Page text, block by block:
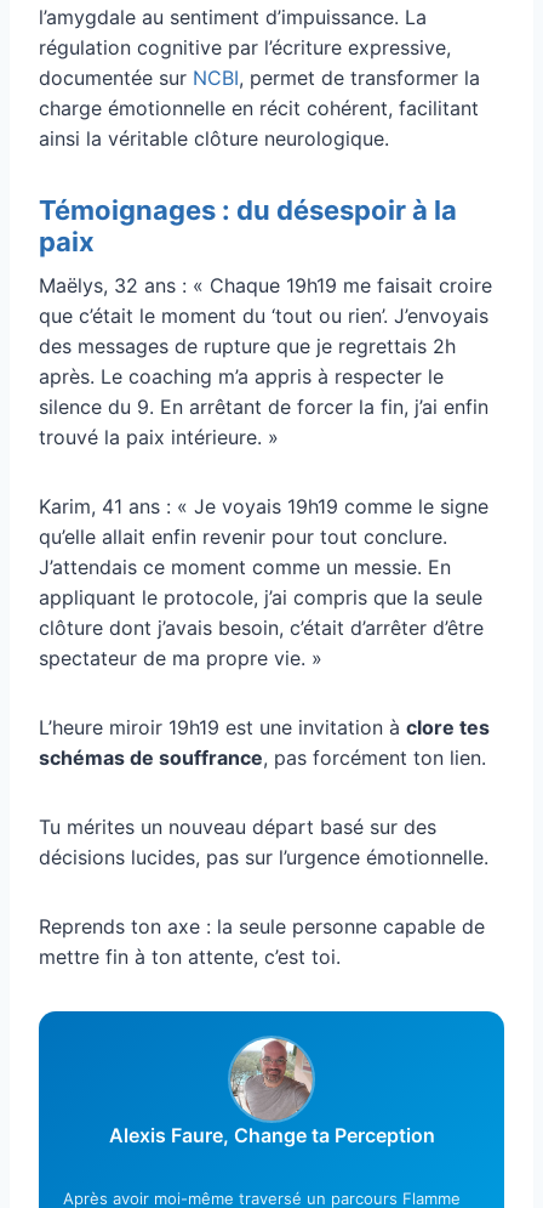
l’amygdale au sentiment d’impuissance. La
régulation cognitive par l’écriture expressive,
documentée sur NCBI, permet de transformer la
charge émotionnelle en récit cohérent, facilitant
ainsi la véritable clôture neurologique.
Témoignages : du désespoir à la
paix
Maëlys, 32 ans : « Chaque 19h19 me faisait croire
que c’était le moment du ‘tout ou rien’. J’envoyais
des messages de rupture que je regrettais 2h
après. Le coaching m’a appris à respecter le
silence du 9. En arrêtant de forcer la fin, j’ai enfin
trouvé la paix intérieure. »
Karim, 41 ans : « Je voyais 19h19 comme le signe
qu’elle allait enfin revenir pour tout conclure.
J’attendais ce moment comme un messie. En
appliquant le protocole, j’ai compris que la seule
clôture dont j’avais besoin, c’était d’arrêter d’être
spectateur de ma propre vie. »
L’heure miroir 19h19 est une invitation à clore tes
schémas de souffrance, pas forcément ton lien.
Tu mérites un nouveau départ basé sur des
décisions lucides, pas sur l’urgence émotionnelle.
Reprends ton axe : la seule personne capable de
mettre fin à ton attente, c’est toi.
Alexis Faure, Change ta Perception
Après avoir moi-même traversé un parcours Flamme